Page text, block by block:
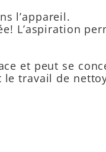
l’appareil.
L’aspiration
et peut se
travail de